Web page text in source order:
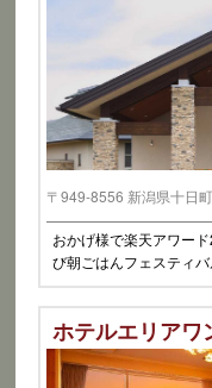
〒949-8556 新潟県十日
おかげ様で楽天アワー
び朝ごはんフェスティ
ホテルエリアワ